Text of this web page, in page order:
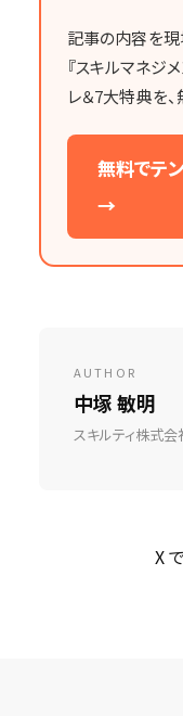
記事の内容を
『スキルマネジ
レ＆7大特典を
無料でテ
→
AUTHOR
中塚 敏明
スキルティ株式
X